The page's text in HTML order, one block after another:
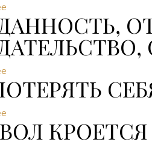
КРОЕТСЯ